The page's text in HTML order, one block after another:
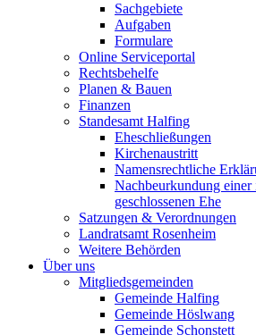
Sachgebiete
Aufgaben
Formulare
Online Serviceportal
Rechtsbehelfe
Planen & Bauen
Finanzen
Standesamt Halfing
Eheschließungen
Kirchenaustritt
Namensrechtliche
Nachbeurkundung einer
geschlossenen Ehe
Satzungen & Verordnungen
Landratsamt Rosenheim
Weitere Behörden
Über uns
Mitgliedsgemeinden
Gemeinde Halfing
Gemeinde Höslwang
Gemeinde Schonstett